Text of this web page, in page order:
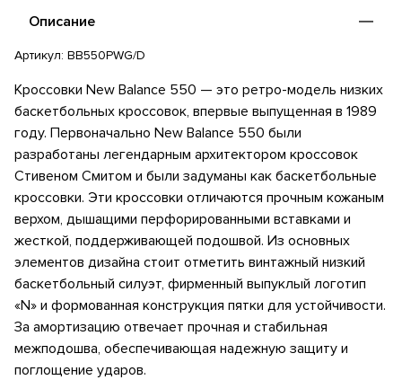
Описание
Артикул: BB550PWG/D
Кроссовки New Balance 550 — это ретро-модель низких
баскетбольных кроссовок, впервые выпущенная в 1989
году. Первоначально New Balance 550 были
разработаны легендарным архитектором кроссовок
Стивеном Смитом и были задуманы как баскетбольные
кроссовки. Эти кроссовки отличаются прочным кожаным
верхом, дышащими перфорированными вставками и
жесткой, поддерживающей подошвой. Из основных
элементов дизайна стоит отметить винтажный низкий
баскетбольный силуэт, фирменный выпуклый логотип
«N» и формованная конструкция пятки для устойчивости.
За амортизацию отвечает прочная и стабильная
межподошва, обеспечивающая надежную защиту и
поглощение ударов.